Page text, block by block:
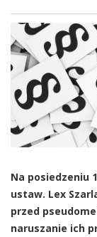
Na posiedzeniu
ustaw. Lex
przed
naruszanie ich